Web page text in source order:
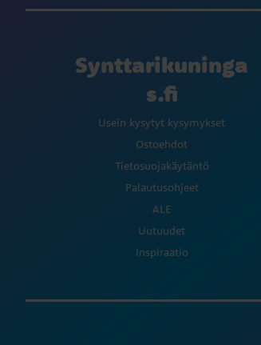
Synttarikuninga
s.fi
Usein kysytyt kysymykset
Ostoehdot
Tietosuojakäytäntö
Palautusohjeet
ALE
Uutuudet
Inspiraatio